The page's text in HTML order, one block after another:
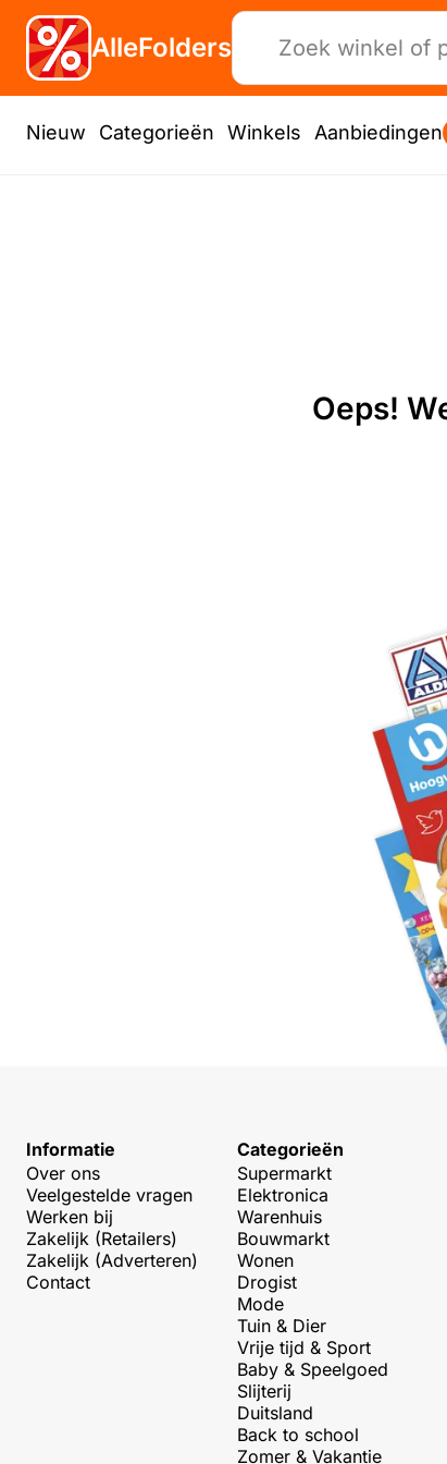
AlleFolders
Nieuw Categorieën Winkels Aanbiedingen
Oeps!
Informatie
Over ons
Veelgestelde vragen
Werken bij
Zakelijk (Retailers)
Zakelijk (Adverteren)
Contact
Categorieën
Supermarkt
Elektronica
Warenhuis
Bouwmarkt
Wonen
Drogist
Mode
Tuin & Dier
Vrije tijd & Sport
Baby & Speelgoed
Slijterij
Duitsland
Back to school
Zomer & Vakantie